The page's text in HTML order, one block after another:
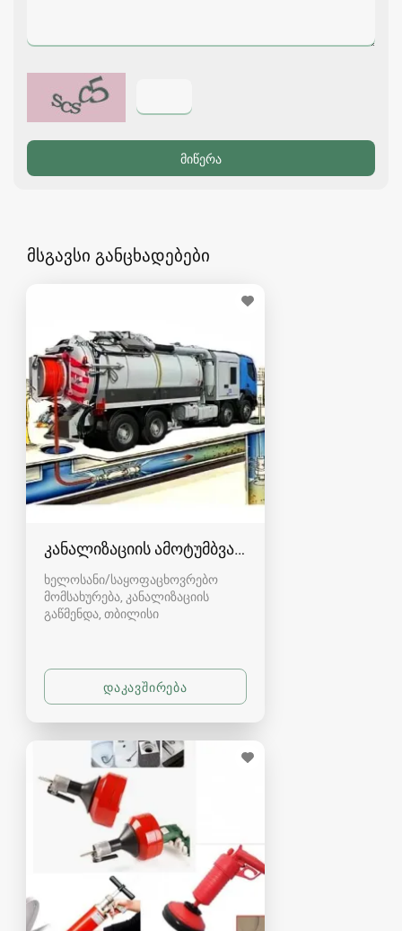
მსგავსი განცხადებები
კანალიზაციის ამოტუმბვა, გაწმენდა
ხელოსანი/საყოფაცხოვრებო
მომსახურება, კანალიზაციის
გაწმენდა თბილისი